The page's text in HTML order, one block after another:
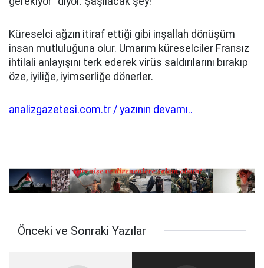
Küreselci ağzın itiraf ettiği gibi inşallah dönüşüm
insan mutluluğuna olur. Umarım küreselciler Fransız
ihtilali anlayışını terk ederek virüs saldırılarını bırakıp
öze, iyiliğe, iyimserliğe dönerler.
analizgazetesi.com.tr / yazının devamı..
Önceki ve Sonraki Yazılar